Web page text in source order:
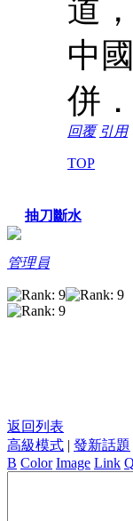
道
中
併．
回覆 引用
TOP
抽刀斷水
管理員
返回列表
高級模式 | 發新話題
B Color Image Link